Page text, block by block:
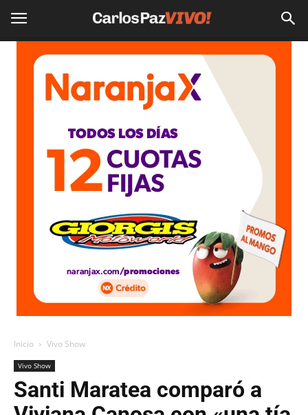
Inicio Vivo Show
Vivo Show
Santi Maratea comparó a